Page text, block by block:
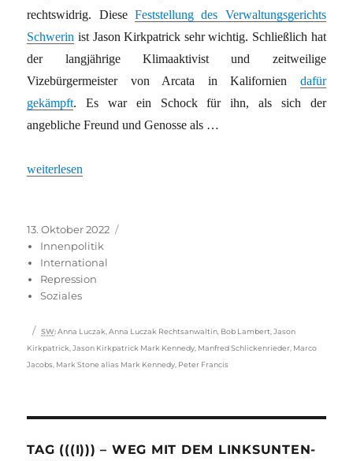
rechtswidrig. Diese Feststellung des Verwaltungsgerichts
Schwerin ist Jason Kirkpatrick sehr wichtig. Schließlich hat
der langjährige Klimaaktivist und zeitweilige
Vizebürgermeister von Arcata in Kalifornien dafür
gekämpft. Es war ein Schock für ihn, als sich der
angebliche Freund und Genosse als …
„Einsatz von Spitzel Mark Kennedy als rechtswidrig eingestuft“
weiterlesen
Veröffentlicht
am
13. Oktober 2022
Innenpolitik
International
Repression
Soziales
Schlagwörter
SW: Anna Luczak ,Anna Luczak Rechtsanwaltin Bob Lambert ,Jason
Kirkpatrick ,Jason Kirkpatrick Mark Kennedy Manfred Schlickenrieder Marco
Jacobs Mark Stone alias Mark Kennedy Peter Francis
TAG (((I))) – WEG MIT DEM LINKSUNTEN-